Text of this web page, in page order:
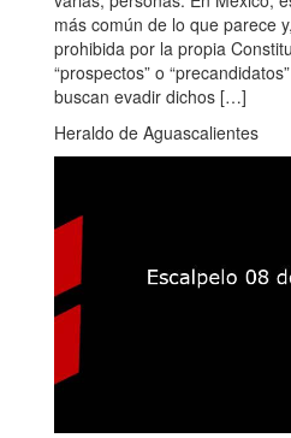
más común de lo que parece
prohibida por la propia
“prospectos” o
buscan evadir dichos […]
Heraldo de Aguascalientes